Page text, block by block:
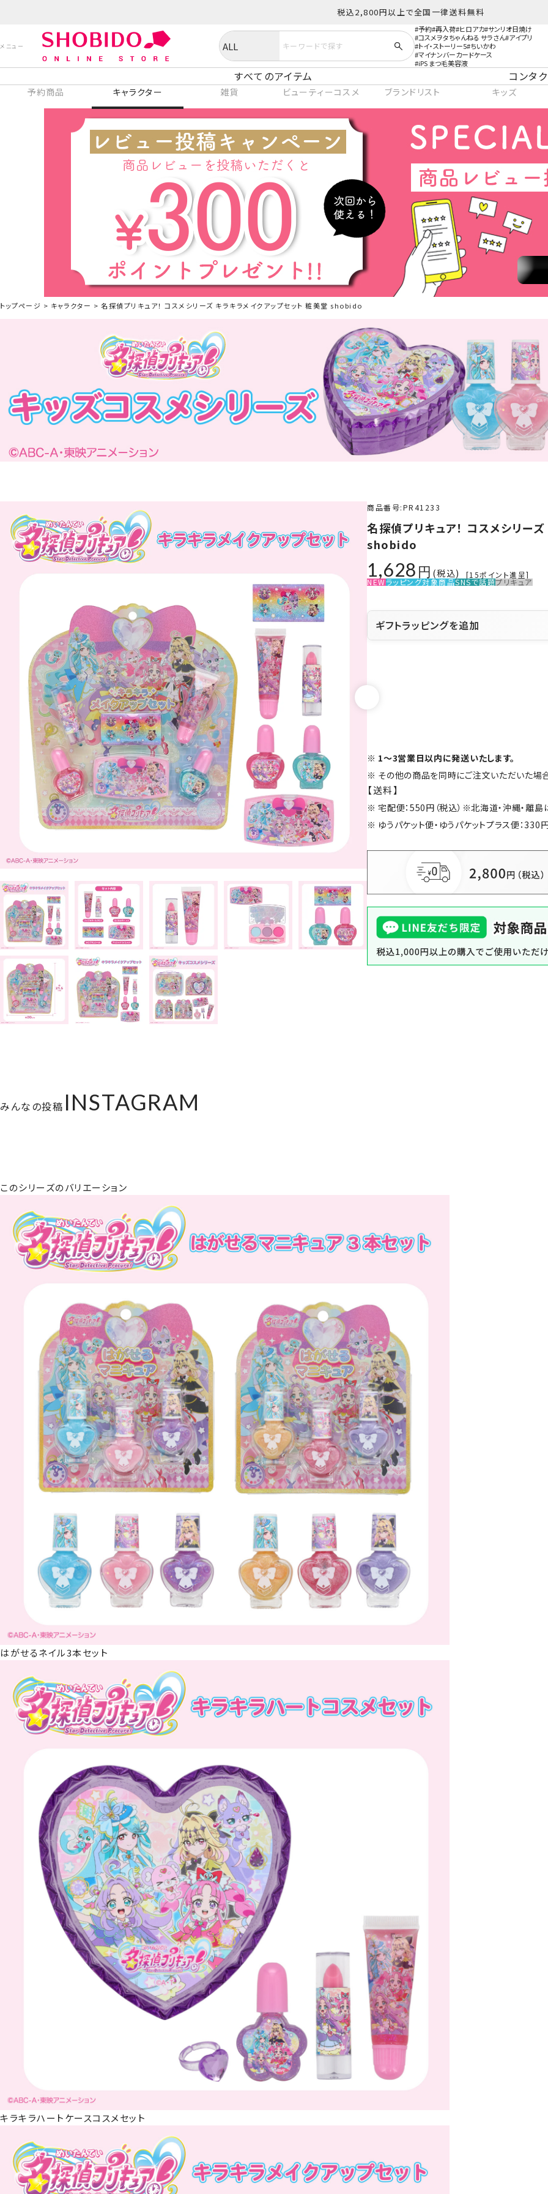
税込2,800円以上で全国一律送料無料
予約 再入荷 ヒロアカ サンリオ日焼け
コスメヲタちゃんねる サラさん アイプリ
トイ・ストーリー5 ちいかわ
マイナンバーカードケース
iPS まつ毛美容液
すべてのアイテム コンタ
予約商品 キャラクター 雑貨 ビューティーコスメ ブランドリスト キッズ
トップページ キャラクター 名探偵プリキュア！ コスメシリーズ キラキラメイクアップセット 粧美堂 shobido
商品番号 PR41233
名探偵プリキュア！ コスメシリー
shobido
1,628 税込 [15ポイント進呈]
NEWラッピング対象商品SNSで話題プリキュア
ギフトラッピングを追加
1～3営業日以内に発送いたします。
その他の商品を同時にご注文いただいた場
【送料】
宅配便：550円（税込）※北海道・沖縄・離
ゆうパケット便・ゆうパケットプラス便：330
みんなの投稿 INSTAGRAM
このシリーズのバリエーション
はがせるネイル3本セット
キラキラハートケースコスメセット